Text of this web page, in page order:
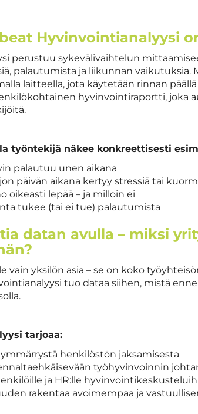
Hyvinvointianalyysi
perustuu sykevälivaihtelun
palautumista ja liikunnan vaikutuksia.
laitteella, jota käytetään rinnan
hyvinvointiraportti, joka
työntekijä näkee konkreettisesti
palautuu unen aikana
päivän aikana kertyy stressiä tai
oikeasti lepää – ja milloin ei
tukee (tai ei tue) palautumista
datan avulla – miksi
vain yksilön asia – se on koko
tuo dataa siihen, mistä
tarjoaa:
henkilöstön jaksamisesta
työhyvinvoinnin
ja HR:lle
rakentaa avoimempaa ja